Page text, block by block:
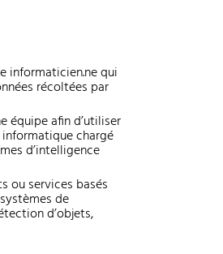
informaticien.ne qui
récoltées par
équipe afin d’utiliser
informatique chargé
d’intelligence
ou services basés
de
d’objets,